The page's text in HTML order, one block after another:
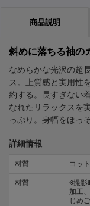
商品説明
斜めに落ちる袖の
なめらかな光沢の超
ス。上質感と実用性
約する。長すぎない
なれたリラックスを
っぷり。身幅をほっ
詳細情報
材質 コッ
材質
※撮影
加工
じめ